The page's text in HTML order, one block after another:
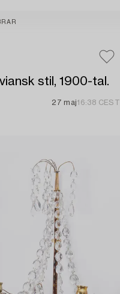
stil, 1900-tal.
27 maj16:38 CEST